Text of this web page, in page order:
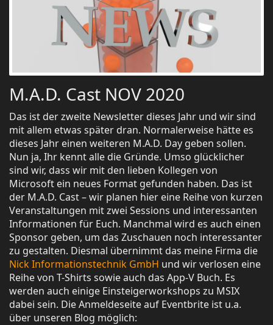
M.A.D. Cast NOV 2020
Das ist der zweite Newsletter dieses Jahr und wir sind
mit allem etwas später dran. Normalerweise hätte es
dieses Jahr einen weiteren M.A.D. Day geben sollen.
Nun ja, Ihr kennt alle die Gründe. Umso glücklicher
sind wir, dass wir mit den lieben Kollegen von
Microsoft ein neues Format gefunden haben. Das ist
der M.A.D. Cast – wir planen hier eine Reihe von kurzen
Veranstaltungen mit zwei Sessions und interessanten
Informationen für Euch. Manchmal wird es auch einen
Sponsor geben, um das Zuschauen noch interessanter
zu gestalten. Diesmal übernimmt das meine Firma die
Nick Informationstechnik GmbH und wir verlosen eine
Reihe von T-Shirts sowie auch das App-V Buch. Es
werden auch einige Einsteigerworkshops zu MSIX
dabei sein. Die Anmeldeseite auf Eventbrite ist u.a.
über unseren Blog möglich: